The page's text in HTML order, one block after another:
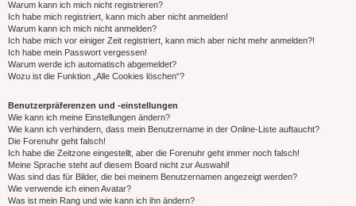
Warum kann ich mich nicht registrieren?
Ich habe mich registriert, kann mich aber nicht anmelden!
Warum kann ich mich nicht anmelden?
Ich habe mich vor einiger Zeit registriert, kann mich aber nicht mehr anmelden?!
Ich habe mein Passwort vergessen!
Warum werde ich automatisch abgemeldet?
Wozu ist die Funktion „Alle Cookies löschen“?
Benutzerpräferenzen und -einstellungen
Wie kann ich meine Einstellungen ändern?
Wie kann ich verhindern, dass mein Benutzername in der Online-Liste auftaucht?
Die Forenuhr geht falsch!
Ich habe die Zeitzone eingestellt, aber die Forenuhr geht immer noch falsch!
Meine Sprache steht auf diesem Board nicht zur Auswahl!
Was sind das für Bilder, die bei meinem Benutzernamen angezeigt werden?
Wie verwende ich einen Avatar?
Was ist mein Rang und wie kann ich ihn ändern?